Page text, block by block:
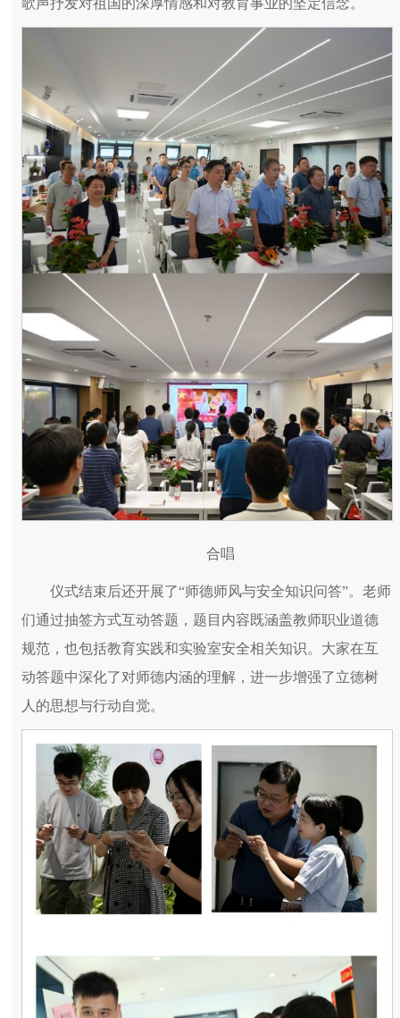
合唱
仪式结束后还开展了“师德师风与安全知识问答”。老师
们通过抽签方式互动答题，题目内容既涵盖教师职业道德
规范，也包括教育实践和实验室安全相关知识。大家在互
动答题中深化了对师德内涵的理解，进一步增强了立德树
人的思想与行动自觉。